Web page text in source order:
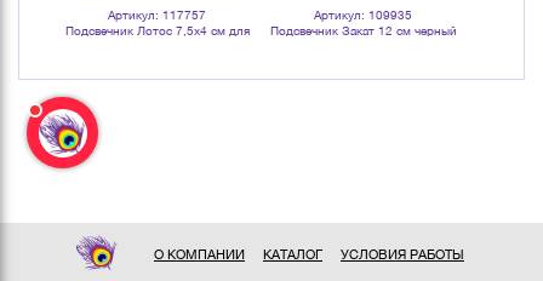
Артикул: 117757
Подсвечник Лотос 7,5х4 см для
Артикул: 109935
Подсвечник Закат 12 см черный
О КОМПАНИИ КАТАЛОГ УСЛОВИЯ РАБОТЫ